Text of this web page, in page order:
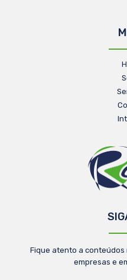
Fique atento a
empresas e